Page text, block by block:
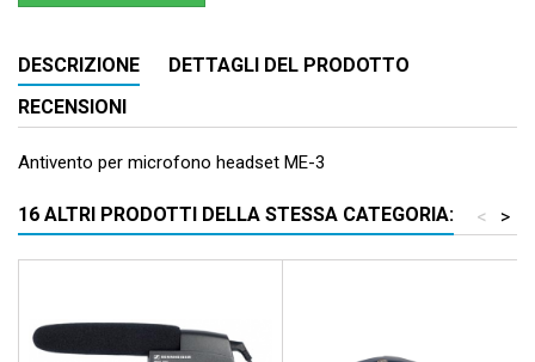
DESCRIZIONE
DETTAGLI DEL PRODOTTO
RECENSIONI
Antivento per microfono headset ME-3
16 ALTRI PRODOTTI DELLA STESSA CATEGORIA: >
<